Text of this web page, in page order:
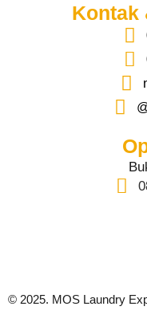
Kontak
© 2025. MOS Laundry